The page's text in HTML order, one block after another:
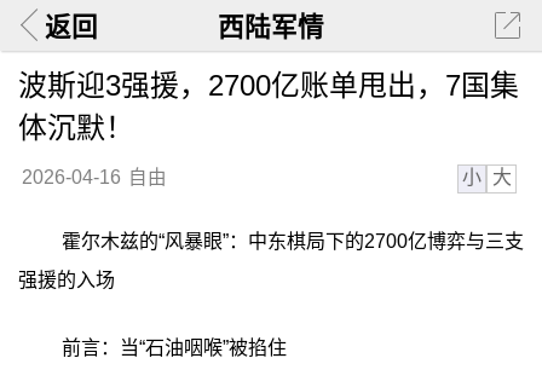
返回 西陆军情
波斯迎3强援，2700亿账单甩出，7国集
体沉默！
2026-04-16 自由 小 大
霍尔木兹的“风暴眼”：中东棋局下的2700亿博弈与三支
强援的入场
前言：当“石油咽喉”被掐住